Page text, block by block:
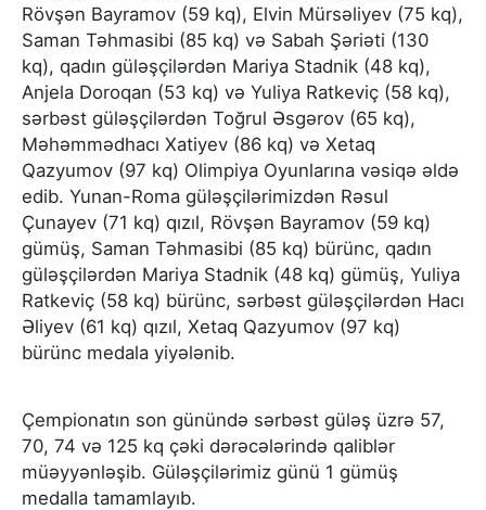
Rövşən Bayramov (59 kq), Elvin Mürsəliyev (75 kq),
Saman Təhmasibi (85 kq) və Sabah Şəriəti (130
kq), qadın güləşçilərdən Mariya Stadnik (48 kq),
Anjela Doroqan (53 kq) və Yuliya Ratkeviç (58 kq),
sərbəst güləşçilərdən Toğrul Əsgərov (65 kq),
Məhəmmədhacı Xatiyev (86 kq) və Xetaq
Qazyumov (97 kq) Olimpiya Oyunlarına vəsiqə əldə
edib. Yunan-Roma güləşçilərimizdən Rəsul
Çunayev (71 kq) qızıl, Rövşən Bayramov (59 kq)
gümüş, Saman Təhmasibi (85 kq) bürünc, qadın
güləşçilərdən Mariya Stadnik (48 kq) gümüş, Yuliya
Ratkeviç (58 kq) bürünc, sərbəst güləşçilərdən Hacı
Əliyev (61 kq) qızıl, Xetaq Qazyumov (97 kq)
bürünc medala yiyələnib.
Çempionatın son günündə sərbəst güləş üzrə 57,
70, 74 və 125 kq çəki dərəcələrində qaliblər
müəyyənləşib. Güləşçilərimiz günü 1 gümüş
medalla tamamlayıb.